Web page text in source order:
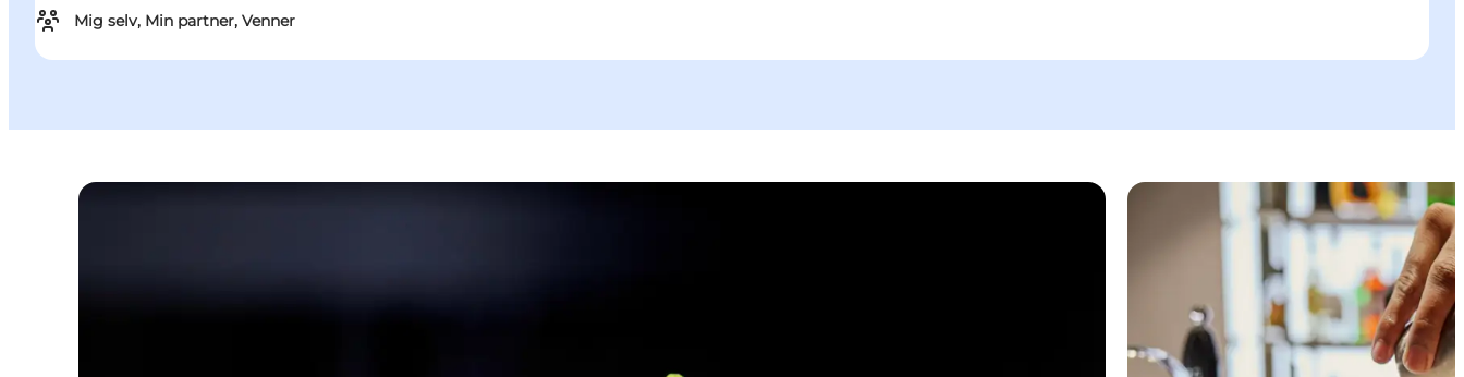
Mig selv, Min partner, Venner